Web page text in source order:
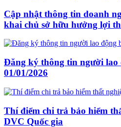
Cập nhật thông tin doanh
khai chủ sở hữu hưởng lợi
Đăng ký thông tin người lao
01/01/2026
Thí điểm chi trả bảo hiểm
DVC Quốc gia